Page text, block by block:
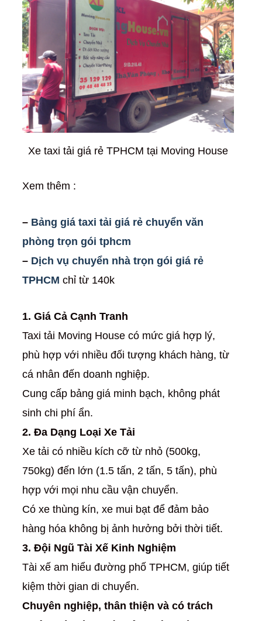
Xe taxi tải giá rẻ TPHCM tại Moving House
Xem thêm :
–Bảng giá taxi tải giá rẻ chuyển văn
phòng trọn gói tphcm
– Dịch vụ chuyển nhà trọn gói giá rẻ
TPHCM chỉ từ 140k
1. Giá Cả Cạnh Tranh
Taxi tải Moving House có mức giá hợp lý,
phù hợp với nhiều đối tượng khách hàng, từ
cá nhân đến doanh nghiệp.
Cung cấp bảng giá minh bạch, không phát
sinh chi phí ẩn.
2. Đa Dạng Loại Xe Tải
Xe tải có nhiều kích cỡ từ nhỏ (500kg,
750kg) đến lớn (1.5 tấn, 2 tấn, 5 tấn), phù
hợp với mọi nhu cầu vận chuyển.
Có xe thùng kín, xe mui bạt để đảm bảo
hàng hóa không bị ảnh hưởng bởi thời tiết.
3. Đội Ngũ Tài Xế Kinh Nghiệm
Tài xế am hiểu đường phố TPHCM, giúp tiết
kiệm thời gian di chuyển.
Chuyên nghiệp, thân thiện và có trách